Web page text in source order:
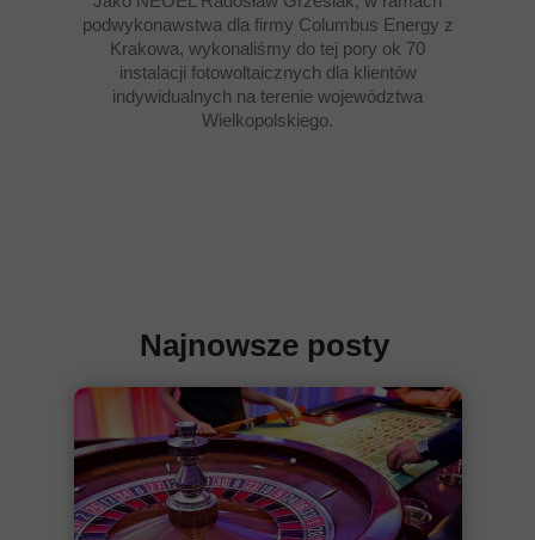
podwykonawstwa dla firmy Columbus Energy z
Krakowa, wykonaliśmy do tej pory ok 70
instalacji fotowoltaicznych dla klientów
indywidualnych na terenie województwa
Wielkopolskiego.
Najnowsze posty